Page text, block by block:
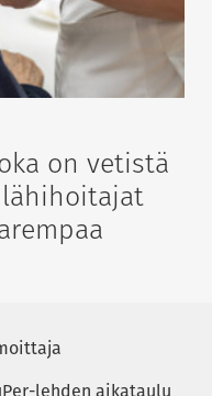
on vetistä
lehden aikataulu